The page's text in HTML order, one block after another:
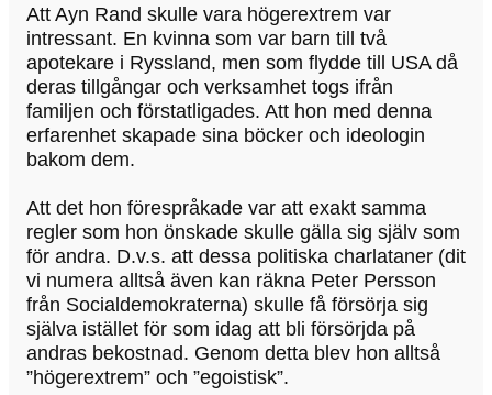
Att Ayn Rand skulle vara högerextrem var
intressant. En kvinna som var barn till två
apotekare i Ryssland, men som flydde till USA då
deras tillgångar och verksamhet togs ifrån
familjen och förstatligades. Att hon med denna
erfarenhet skapade sina böcker och ideologin
bakom dem.
Att det hon förespråkade var att exakt samma
regler som hon önskade skulle gälla sig själv som
för andra. D.v.s. att dessa politiska charlataner (dit
vi numera alltså även kan räkna Peter Persson
från Socialdemokraterna) skulle få försörja sig
själva istället för som idag att bli försörjda på
andras bekostnad. Genom detta blev hon alltså
”högerextrem” och ”egoistisk”.